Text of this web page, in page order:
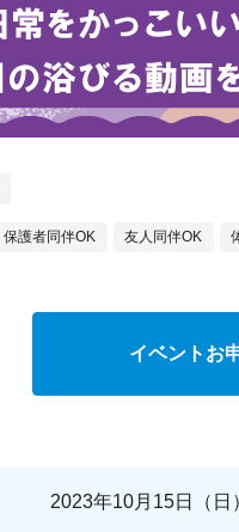
保護者同伴OK 友人同伴OK
イベントお
2023年10月15日（日